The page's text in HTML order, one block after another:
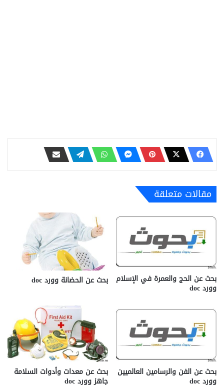
مقالات متعلقة
بحث عن الحج والعمرة في الإسلام
وورد doc
بحث عن الحضانة وورد doc
بحث عن الفن والرسامين العالميين
وورد doc
بحث عن معدات وأدوات السلامة
جاهز وورد doc